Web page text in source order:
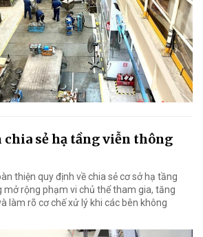
chia sẻ hạ tầng viễn thông
thiện quy định về chia sẻ cơ sở hạ tầng
rộng phạm vi chủ thể tham gia, tăng
làm rõ cơ chế xử lý khi các bên không